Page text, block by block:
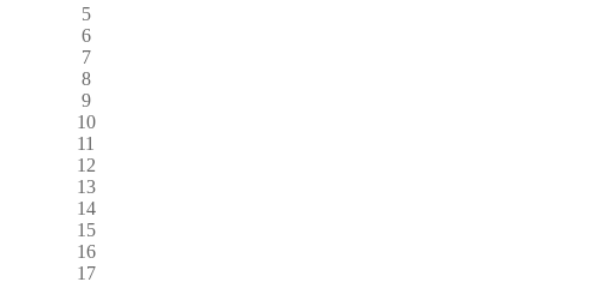
5
6
7
8
9
10
11
12
13
14
15
16
17